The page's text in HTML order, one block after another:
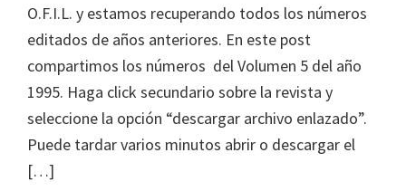
O.F.I.L. y estamos recuperando todos los números
editados de años anteriores. En este post
compartimos los números del Volumen 5 del año
1995. Haga click secundario sobre la revista y
seleccione la opción “descargar archivo enlazado”.
Puede tardar varios minutos abrir o descargar el
[…]